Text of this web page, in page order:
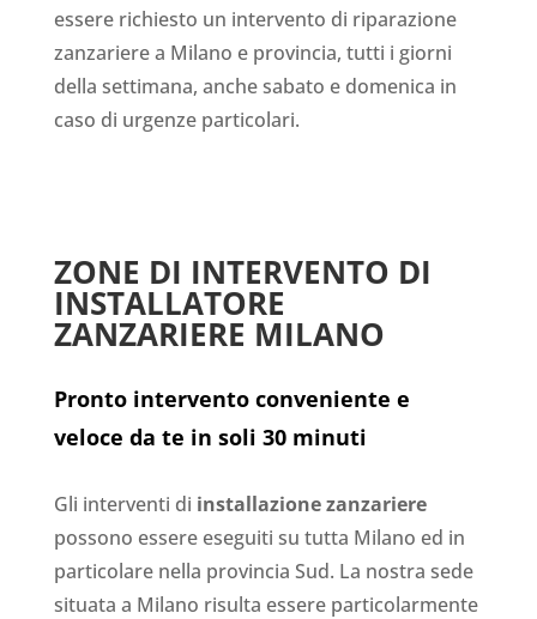
essere richiesto un intervento di riparazione
zanzariere a Milano e provincia, tutti i giorni
della settimana, anche sabato e domenica in
caso di urgenze particolari.
ZONE DI INTERVENTO DI
INSTALLATORE
ZANZARIERE MILANO
Pronto intervento conveniente e
veloce da te in soli 30 minuti
Gli interventi di installazione zanzariere
possono essere eseguiti su tutta Milano ed in
particolare nella provincia Sud. La nostra sede
situata a Milano risulta essere particolarmente